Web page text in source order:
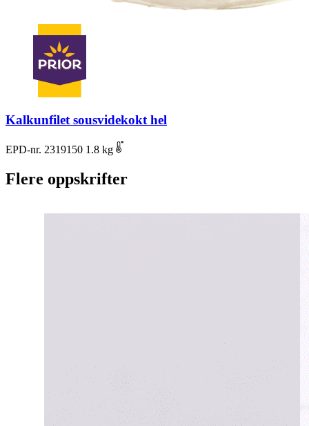
Kalkunfilet sousvidekokt hel
EPD-nr. 2319150 1.8 kg
Flere oppskrifter